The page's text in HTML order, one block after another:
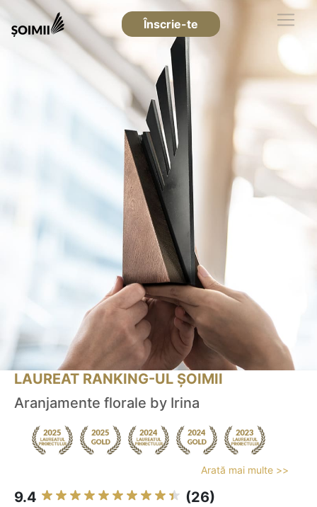
Înscrie-te
LAUREAT RANKING-UL ȘOIMII
Aranjamente florale by Irina
Arată mai multe >>
9.4 (26)